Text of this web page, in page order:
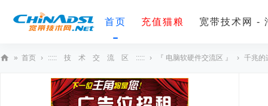
首页 充值猫粮 宽带技术网 -
» 首页 › ::::: 技 术 交 流 区 ::::: › 『 电脑软硬件交流区 』 › 千兆的